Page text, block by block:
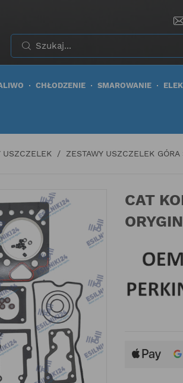
CHŁODZENIE SMAROWANIE
USZCZELEK ZESTAWY USZCZELEK GÓRA
CAT